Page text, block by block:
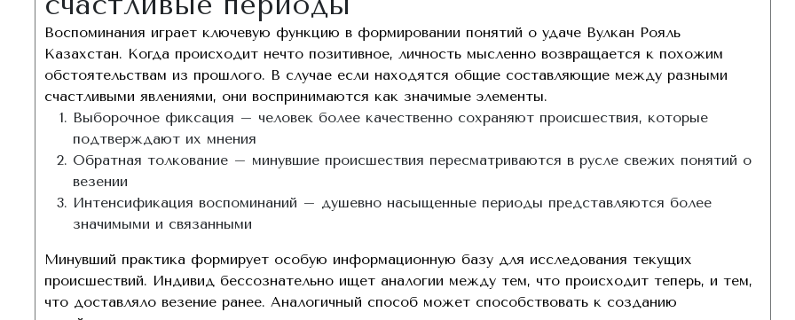
Воспоминания играет ключевую функцию в формировании понятий о удаче Вулкан Рояль
Казахстан. Когда происходит нечто позитивное, личность мысленно возвращается к похожим
обстоятельствам из прошлого. В случае если находятся общие составляющие между разными
счастливыми явлениями, они воспринимаются как значимые элементы.
Выборочное фиксация – человек более качественно сохраняют происшествия, которые
подтверждают их мнения
Обратная толкование – минувшие происшествия пересматриваются в русле свежих понятий о
везении
Интенсификация воспоминаний – душевно насыщенные периоды представляются более
значимыми и связанными
Минувший практика формирует особую информационную базу для исследования текущих
происшествий. Индивид бессознательно ищет аналогии между тем, что происходит теперь, и тем,
что доставляло везение ранее. Аналогичный способ может способствовать к созданию